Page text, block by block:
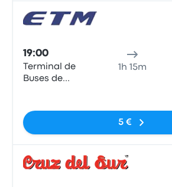
19:00
Terminal de
Buses de
1h 15m
5 €